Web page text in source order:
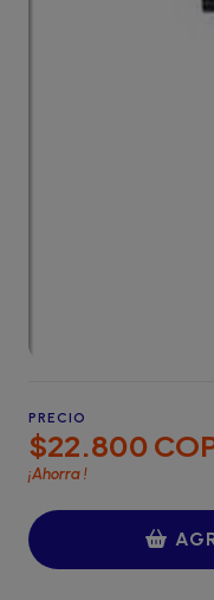
PRECIO
$22.800
¡Ahorra!